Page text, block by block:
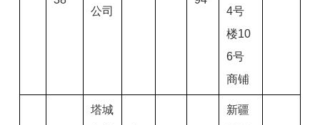
公司
4号
楼10
6号
商铺
塔城
新疆